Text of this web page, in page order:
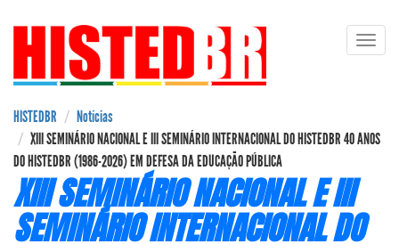
Pular
conteúdo
HISTEDBR
Notícias
XIII SEMINÁRIO NACIONAL E III SEMINÁRIO INTERNACIONAL DO HISTEDBR 40 ANOS
DO HISTEDBR (1986-2026) EM DEFESA DA EDUCAÇÃO PÚBLICA
XIII SEMINÁRIO NACIONAL E III
SEMINÁRIO INTERNACIONAL DO